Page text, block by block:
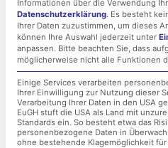
kommunale
endlich
11. Mai 2025
Informationen über die Verwendung
Datenschutzerklärung. Es besteht
Ihrer Daten zuzustimmen, um dieses
können Ihre Auswahl jederzeit unter
anpassen. Bitte beachten Sie, dass
möglicherweise nicht alle Funktionen
Einige Services verarbeiten
Ihrer Einwilligung zur Nutzung dieser
Verarbeitung Ihrer Daten in den USA
EuGH stuft die USA als Land mit
Standards ein. So besteht etwa das
personenbezogene Daten in
ohne bestehende Klagemöglichkeit für